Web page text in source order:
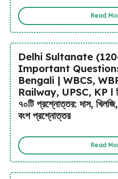
Read
Delhi Sultanate
Important
Bengali | WBCS,
Railway, UPSC, KP l
৭০টি প্রশ্নোত্তর: দাস,
বংশ প্রশ্নোত্তর
Read